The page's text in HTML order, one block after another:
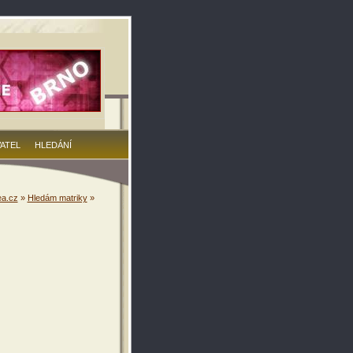
HLEDÁNÍ
» Hledám matriky»